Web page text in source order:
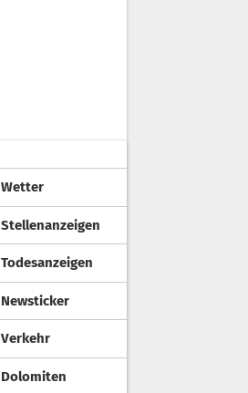
Wetter
Stellenanzeigen
Todesanzeigen
Newsticker
Verkehr
Dolomiten